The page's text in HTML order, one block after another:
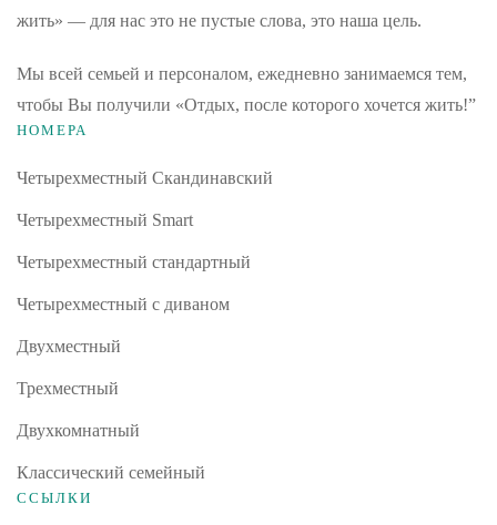
жить» — для нас это не пустые слова, это наша цель.
Мы всей семьей и персоналом, ежедневно занимаемся тем,
чтобы Вы получили «Отдых, после которого хочется жить!”
НОМЕРА
Четырехместный Скандинавский
Четырехместный Smart
Четырехместный стандартный
Четырехместный с диваном
Двухместный
Трехместный
Двухкомнатный
Классический семейный
ССЫЛКИ